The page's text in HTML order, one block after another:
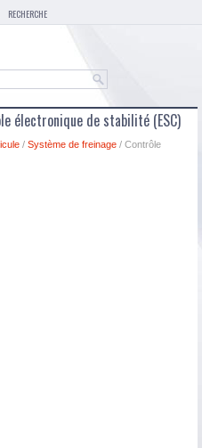
RECHERCHE
électronique de stabilité (ESC)
/ Système de freinage / Contrôle